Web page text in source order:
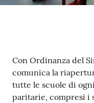
Contenuto
Con Ordinanza del
comunica la
tutte le scuole di
paritarie, compresi i